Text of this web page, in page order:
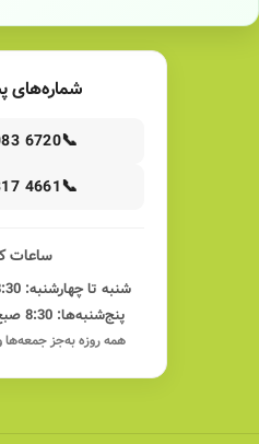
شماره‌های
📞
6720
📞
4661
ساعات
شنبه تا چهارشنبه: 8:30 صبح الی 8 شب
پنج‌شنبه‌ها: 8:30 صبح الی 2 بعدازظهر
همه روزه به‌جز جمعه‌ها